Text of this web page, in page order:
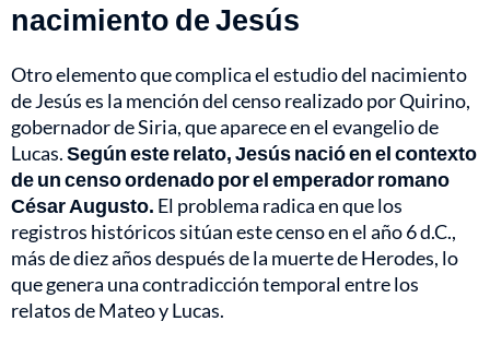
nacimiento de Jesús
Otro elemento que complica el estudio del nacimiento
de Jesús es la mención del censo realizado por Quirino,
gobernador de Siria, que aparece en el evangelio de
Lucas.Según este relato, Jesús nació en el contexto
de un censo ordenado por el emperador romano
César Augusto. El problema radica en que los
registros históricos sitúan este censo en el año 6 d.C.,
más de diez años después de la muerte de Herodes, lo
que genera una contradicción temporal entre los
relatos de Mateo y Lucas.